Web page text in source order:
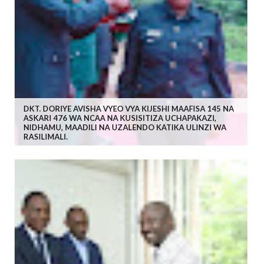
DKT. DORIYE AVISHA VYEO VYA KIJESHI MAAFISA 145 NA
ASKARI 476 WA NCAA NA KUSISITIZA UCHAPAKAZI,
NIDHAMU, MAADILI NA UZALENDO KATIKA ULINZI WA
RASILIMALI.